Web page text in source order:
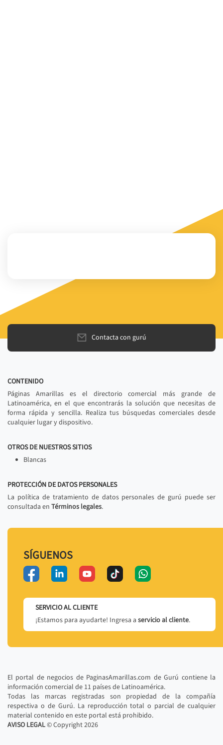
Contacta con gurú
CONTENIDO
Páginas Amarillas es el directorio comercial más grande de
Latinoamérica, en el que encontrarás la solución que necesitas de
forma rápida y sencilla. Realiza tus búsquedas comerciales desde
cualquier lugar y dispositivo.
OTROS DE NUESTROS SITIOS
Blancas
PROTECCIÓN DE DATOS PERSONALES
La política de tratamiento de datos personales de gurú puede ser
consultada en Términos legales.
SÍGUENOS
SERVICIO AL CLIENTE
¡Estamos para ayudarte! Ingresa a servicio al cliente.
El portal de negocios de PaginasAmarillas.com de Gurú contiene la
información comercial de 11 países de Latinoamérica.
Todas las marcas registradas son propiedad de la compañía
respectiva o de Gurú. La reproducción total o parcial de cualquier
material contenido en este portal está prohibido.
AVISO LEGAL© Copyright2026